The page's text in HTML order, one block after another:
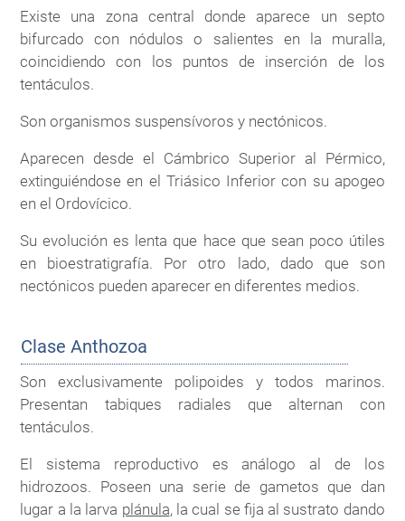
Existe una zona central donde aparece un septo
bifurcado con nódulos o salientes en la muralla,
coincidiendo con los puntos de inserción de los
tentáculos.
Son organismos suspensívoros y nectónicos.
Aparecen desde el Cámbrico Superior al Pérmico,
extinguiéndose en el Triásico Inferior con su apogeo
en el Ordovícico.
Su evolución es lenta que hace que sean poco útiles
en bioestratigrafía. Por otro lado, dado que son
nectónicos pueden aparecer en diferentes medios.
Clase Anthozoa
Son exclusivamente polipoides y todos marinos.
Presentan tabiques radiales que alternan con
tentáculos.
El sistema reproductivo es análogo al de los
hidrozoos. Poseen una serie de gametos que dan
lugar a la larva plánula, la cual se fija al sustrato dando